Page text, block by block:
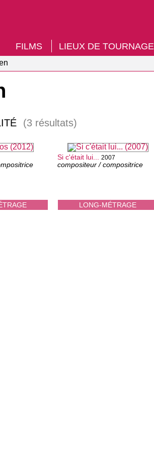
FILMS LIEUX DE TOURNAGE
(3 résultats)
LONG-MÉTRAGE
Si c'était lui... 2007
compositeur / compositrice